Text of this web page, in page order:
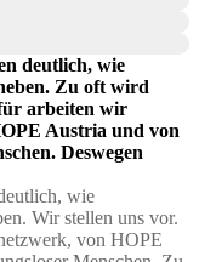
deutlich, wie
Zu oft wird
arbeiten wir
Austria und von
Deswegen
wie
Wir stellen uns vor.
von HOPE